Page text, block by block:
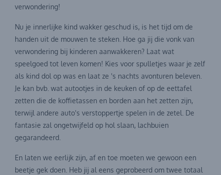
verwondering!
Nu je innerlijke kind wakker geschud is, is het tijd om de
handen uit de mouwen te steken. Hoe ga jij die vonk van
verwondering bij kinderen aanwakkeren? Laat wat
speelgoed tot leven komen! Kies voor spulletjes waar je zelf
als kind dol op was en laat ze 's nachts avonturen beleven.
Je kan bvb. wat autootjes in de keuken of op de eettafel
zetten die de koffietassen en borden aan het zetten zijn,
terwijl andere auto's verstoppertje spelen in de zetel. De
fantasie zal ongetwijfeld op hol slaan, lachbuien
gegarandeerd.
En laten we eerlijk zijn, af en toe moeten we gewoon een
beetje gek doen. Heb jij al eens geprobeerd om twee totaal